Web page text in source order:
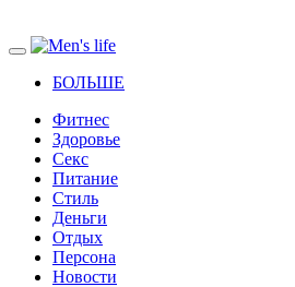
БОЛЬШЕ
Фитнес
Здоровье
Секс
Питание
Стиль
Деньги
Отдых
Персона
Новости